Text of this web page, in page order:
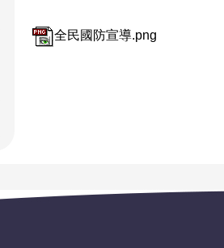
全民國防宣導.png